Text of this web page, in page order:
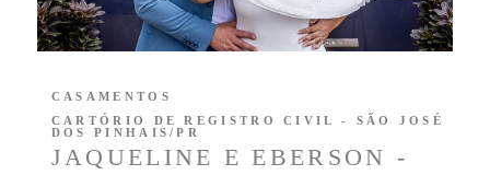
JAQUELINE E EBERSON -
CASAMENTOS
CARTÓRIO DE REGISTRO CIVIL - SÃO JOSÉ
DOS PINHAIS/PR